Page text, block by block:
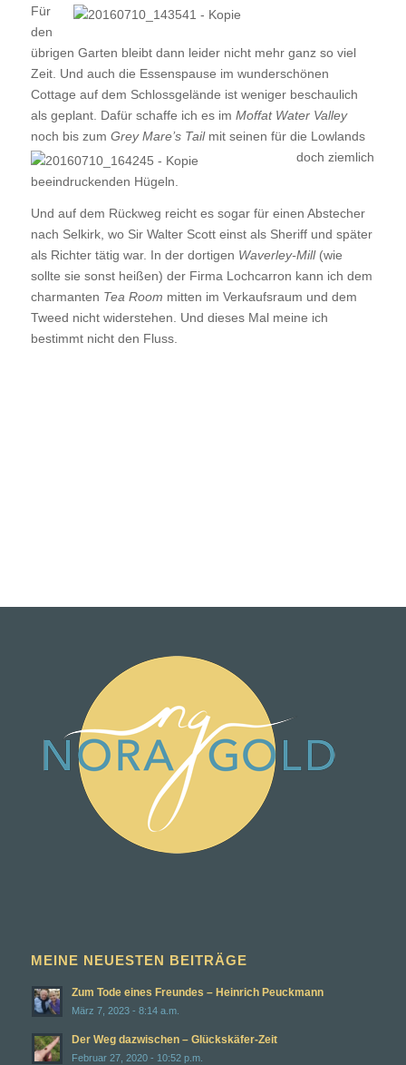
Für
den
übrigen Garten bleibt dann leider nicht mehr ganz so viel
Zeit. Und auch die Essenspause im wunderschönen
Cottage auf dem Schlossgelände ist weniger beschaulich
als geplant. Dafür schaffe ich es im Moffat Water Valley
noch bis zum Grey Mare’s Tailmit seinen für die Lowlands
doch ziemlich
beeindruckenden Hügeln.
Und auf dem Rückweg reicht es sogar für einen Abstecher
nach Selkirk, wo Sir Walter Scott einst als Sheriff und später
als Richter tätig war. In der dortigen Waverley-Mill(wie
sollte sie sonst heißen) der Firma Lochcarron kann ich dem
charmanten Tea Room mitten im Verkaufsraum und dem
Tweed nicht widerstehen. Und dieses Mal meine ich
bestimmt nicht den Fluss.
MEINE NEUESTEN BEITRÄGE
Februar 26, 2020 - 12:50 p.m.